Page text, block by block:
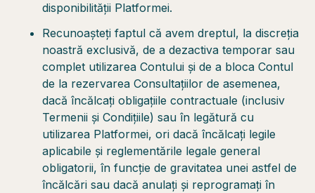
disponibilității Platformei.
Recunoașteți faptul că avem dreptul, la discreția
noastră exclusivă, de a dezactiva temporar sau
complet utilizarea Contului și de a bloca Contul
de la rezervarea Consultațiilor de asemenea,
dacă încălcați obligațiile contractuale (inclusiv
Termenii și Condițiile) sau în legătură cu
utilizarea Platformei, ori dacă încălcați legile
aplicabile și reglementările legale general
obligatorii, în funcție de gravitatea unei astfel de
încălcări sau dacă anulați și reprogramați în